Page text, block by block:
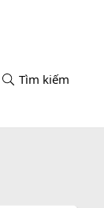
Tìm kiếm